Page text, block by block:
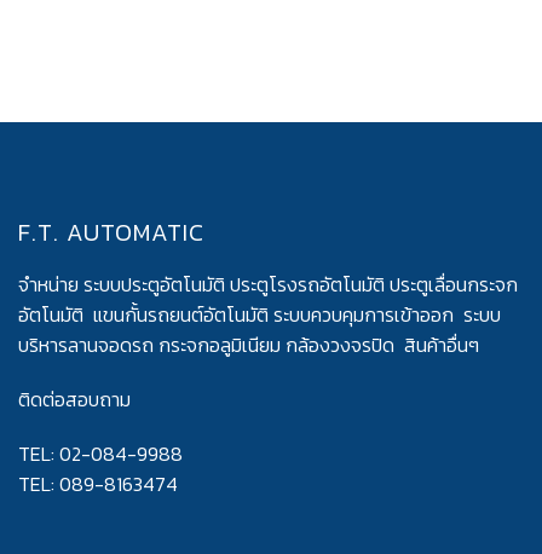
F.T. AUTOMATIC
จำหน่าย ระบบประตูอัตโนมัติ ประตูโรงรถอัตโนมัติ ประตูเลื่อนกระจก
อัตโนมัติ แขนกั้นรถยนต์อัตโนมัติ ระบบควบคุมการเข้าออก ระบบ
บริหารลานจอดรถ กระจกอลูมิเนียม กล้องวงจรปิด สินค้าอื่นๆ
ติดต่อสอบถาม
TEL: 02-084-9988
TEL: 089-8163474